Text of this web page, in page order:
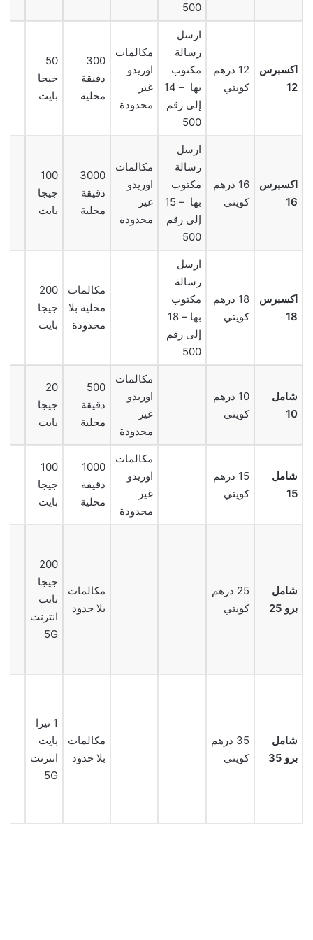
500
اكسبرس
12
12 درهم
كويتي
ارسل
رسالة
مكتوب
بها – 14
إلى رقم
500
مكالمات
اوريدو
غير
محدودة
300
دقيقة
محلية
50
جيجا
بايت
اكسبرس
16
16 درهم
كويتي
ارسل
رسالة
مكتوب
بها – 15
إلى رقم
500
مكالمات
اوريدو
غير
محدودة
3000
دقيقة
محلية
100
جيجا
بايت
اكسبرس
18
18 درهم
كويتي
ارسل
رسالة
مكتوب
بها – 18
إلى رقم
500
مكالمات
محلية بلا
محدودة
200
جيجا
بايت
شامل
10
10 درهم
كويتي
مكالمات
اوريدو
غير
محدودة
500
دقيقة
محلية
20
جيجا
بايت
شامل
15
15 درهم
كويتي
مكالمات
اوريدو
غير
محدودة
1000
دقيقة
محلية
100
جيجا
بايت
شامل
برو 25
25 درهم
كويتي
مكالمات
بلا حدود
200
جيجا
بايت
انترنت
5G
شامل
برو 35
35 درهم
كويتي
مكالمات
بلا حدود
1 تيرا
بايت
انترنت
5G